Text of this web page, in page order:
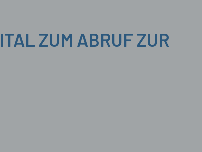
ZUM ABRUF ZUR